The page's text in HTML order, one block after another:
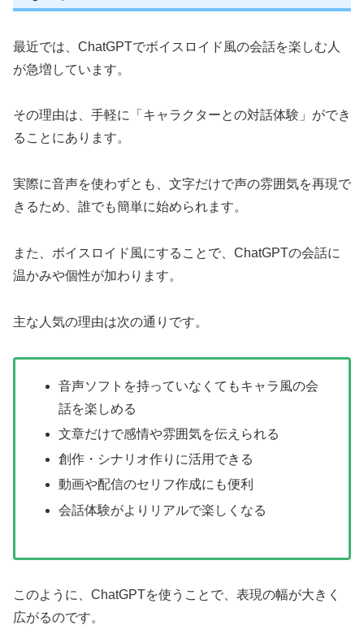
最近では、ChatGPTでボイスロイド風の会話を楽しむ人
が急増しています。
その理由は、手軽に「キャラクターとの対話体験」ができ
ることにあります。
実際に音声を使わずとも、文字だけで声の雰囲気を再現で
きるため、誰でも簡単に始められます。
また、ボイスロイド風にすることで、ChatGPTの会話に
温かみや個性が加わります。
主な人気の理由は次の通りです。
音声ソフトを持っていなくてもキャラ風の会
話を楽しめる
文章だけで感情や雰囲気を伝えられる
創作・シナリオ作りに活用できる
動画や配信のセリフ作成にも便利
会話体験がよりリアルで楽しくなる
このように、ChatGPTを使うことで、表現の幅が大きく
広がるのです。